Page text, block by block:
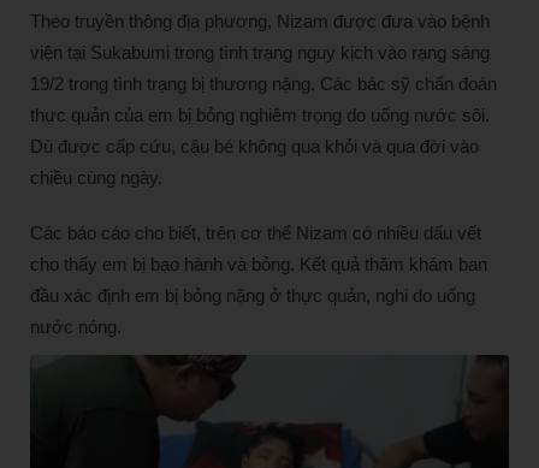
Theo truyền thông địa phương, Nizam được đưa vào bệnh
viện tại Sukabumi trong tình trạng nguy kịch vào rạng sáng
19/2 trong tình trạng bị thương nặng. Các bác sỹ chẩn đoán
thực quản của em bị bỏng nghiêm trọng do uống nước sôi.
Dù được cấp cứu, cậu bé không qua khỏi và qua đời vào
chiều cùng ngày.
Các báo cáo cho biết, trên cơ thể Nizam có nhiều dấu vết
cho thấy em bị bạo hành và bỏng. Kết quả thăm khám ban
đầu xác định em bị bỏng nặng ở thực quản, nghi do uống
nước nóng.